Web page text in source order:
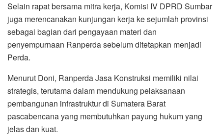
Selain rapat bersama mitra kerja, Komisi IV DPRD Sumbar
juga merencanakan kunjungan kerja ke sejumlah provinsi
sebagai bagian dari pengayaan materi dan
penyempurnaan Ranperda sebelum ditetapkan menjadi
Perda.
Menurut Doni, Ranperda Jasa Konstruksi memiliki nilai
strategis, terutama dalam mendukung pelaksanaan
pembangunan infrastruktur di Sumatera Barat
pascabencana yang membutuhkan payung hukum yang
jelas dan kuat.